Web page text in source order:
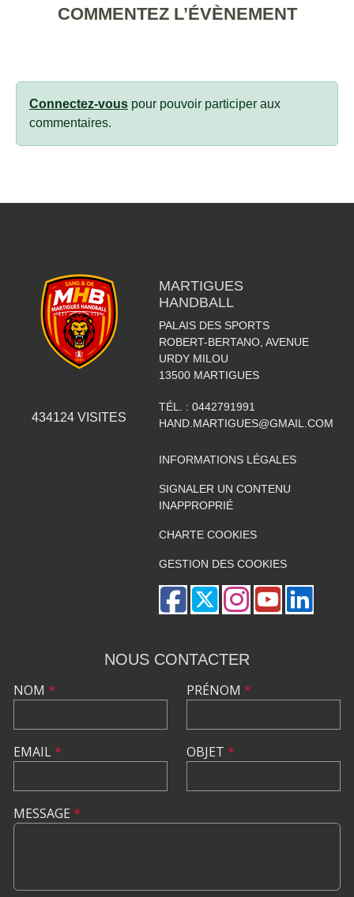
COMMENTEZ L’ÉVÈNEMENT
Connectez-vous pour pouvoir participer aux
commentaires.
434124 VISITES
MARTIGUES
HANDBALL
PALAIS DES SPORTS
ROBERT-BERTANO, AVENUE
URDY MILOU
13500 MARTIGUES
TÉL. : 0442791991
HAND.MARTIGUES@GMAIL.COM
INFORMATIONS LÉGALES
SIGNALER UN CONTENU
INAPPROPRIÉ
CHARTE COOKIES
GESTION DES COOKIES
NOUS CONTACTER
NOM *
EMAIL*
PRÉNOM *
OBJET *
MESSAGE *